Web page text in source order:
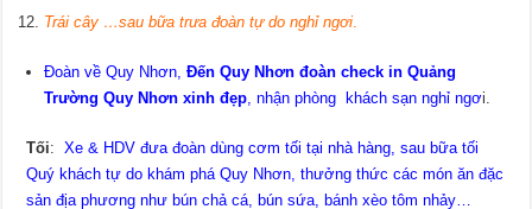
Trái cây …sau bữa trưa đoàn tự do nghỉ ngơi
Đoàn về Quy Nhơn,Đến Quy Nhơn đoàn check in Quảng
Trường Quy Nhơn xinh đẹp , nhận phòng khách sạn nghỉ ngơi.
Tối:Xe & HDV đưa đoàn dùng cơm tối tại nhà hàng, sau bữa tối
Quý khách tự do khám phá Quy Nhơn, thưởng thức các món ăn đặc
sản địa phương như bún chả cá, bún sứa, bánh xèo tôm nhảy…